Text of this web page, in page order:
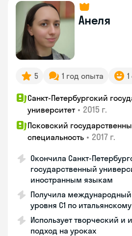
Анеля
5 1 год опыта
Санкт-Петербургский
университет • 2015 г.
Псковский
специальность • 2017 г.
Окончила Санкт-
государственный
иностранным языкам
Получила международный
уровня С1 по итальянскому
Использует творческий и
подход на уроках